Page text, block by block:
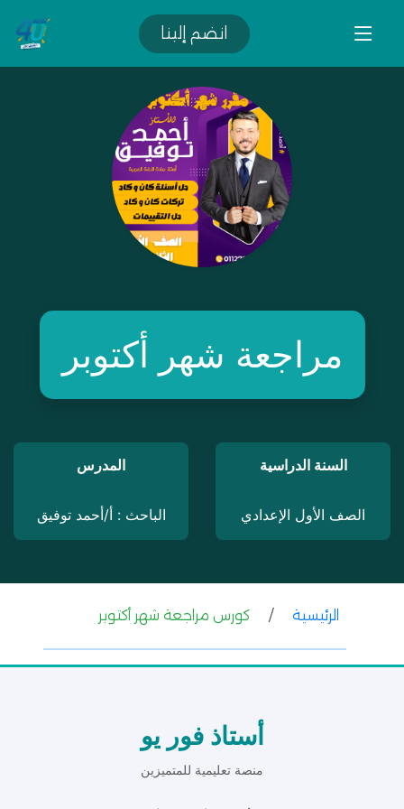
انضم إلينا
مراجعة شهر أكتوبر
السنة الدراسية
الصف الأول الإعدادي
المدرس
الباحث : أ/أحمد توفيق
الرئيسية / كورس مراجعة شهر أكتوبر
أستاذ فور يو
منصة تعليمية للمتميزين